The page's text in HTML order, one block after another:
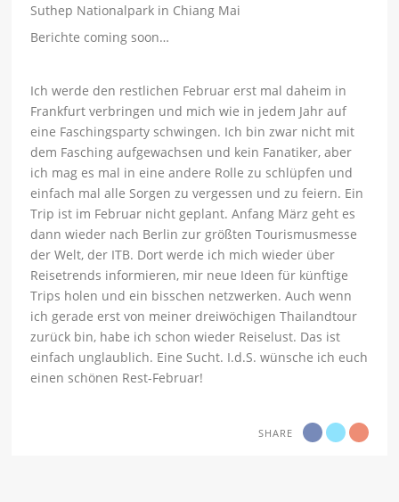
Suthep Nationalpark in Chiang Mai
Berichte coming soon…
Ich werde den restlichen Februar erst mal daheim in
Frankfurt verbringen und mich wie in jedem Jahr auf
eine Faschingsparty schwingen. Ich bin zwar nicht mit
dem Fasching aufgewachsen und kein Fanatiker, aber
ich mag es mal in eine andere Rolle zu schlüpfen und
einfach mal alle Sorgen zu vergessen und zu feiern. Ein
Trip ist im Februar nicht geplant. Anfang März geht es
dann wieder nach Berlin zur größten Tourismusmesse
der Welt, der ITB. Dort werde ich mich wieder über
Reisetrends informieren, mir neue Ideen für künftige
Trips holen und ein bisschen netzwerken. Auch wenn
ich gerade erst von meiner dreiwöchigen Thailandtour
zurück bin, habe ich schon wieder Reiselust. Das ist
einfach unglaublich. Eine Sucht. I.d.S. wünsche ich euch
einen schönen Rest-Februar!
SHARE